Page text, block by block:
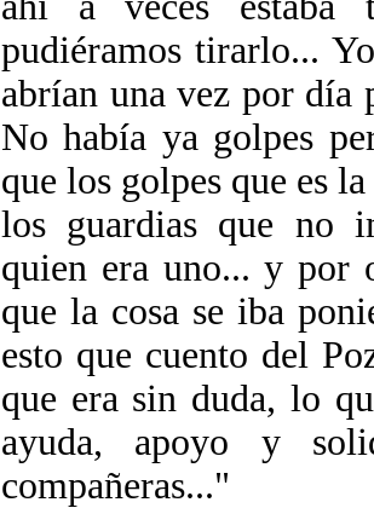
pudiéramos tirarlo...
abrían una vez por
No había ya golpes
que los golpes que es
los guardias que no
quien era uno... y por
que la cosa se iba
esto que cuento del
que era sin duda, lo
ayuda, apoyo y
compañeras..."